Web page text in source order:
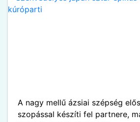
A nagy mellű ázsiai szépség
szopással készíti fel partnere,